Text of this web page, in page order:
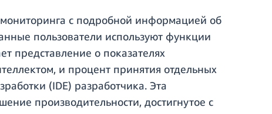
с подробной информацией об
пользователи используют функции
представление о показателях
и процент принятия отдельных
(IDE) разработчика. Эта
производительности, достигнутое с